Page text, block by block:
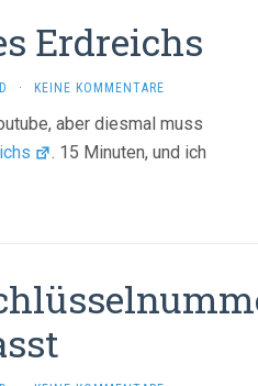
Erdreichs
· KEINE KOMMENTARE
aber diesmal muss
. 15 Minuten, und ich